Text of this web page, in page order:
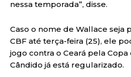
nessa temporada”, disse.
Caso o nome de Wallace seja
CBF até terça-feira (25), ele
jogo contra o Ceará pela Copa
Cândido já está regularizado.